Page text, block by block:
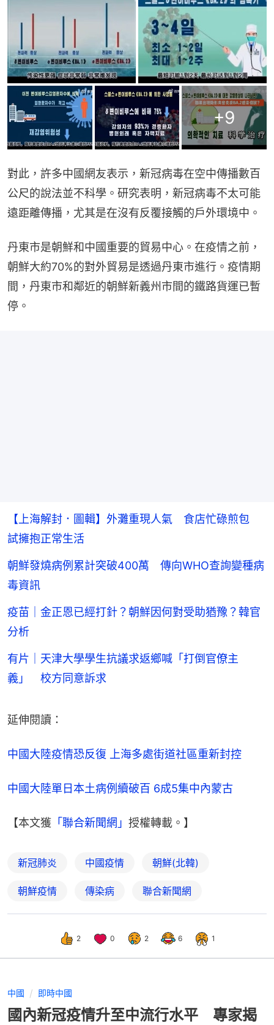
+9
對此，許多中國網友表示，新冠病毒在空中傳播數百
公尺的說法並不科學。研究表明，新冠病毒不太可能
遠距離傳播，尤其是在沒有反覆接觸的戶外環境中。
丹東市是朝鮮和中國重要的貿易中心。在疫情之前，
朝鮮大約70%的對外貿易是透過丹東市進行。疫情期
間，丹東市和鄰近的朝鮮新義州市間的鐵路貨運已暫
停。
【上海解封．圖輯】外灘重現人氣 食店忙碌煎包
試擁抱正常生活
朝鮮發燒病例累計突破400萬 傳向WHO查詢變種病
毒資訊
疫苗｜金正恩已經打針？朝鮮因何對受助猶豫？韓官
分析
有片｜天津大學學生抗議求返鄉喊「打倒官僚主
義」 校方同意訴求
延伸閱讀：
中國大陸疫情恐反復 上海多處街道社區重新封控
中國大陸單日本土病例續破百 6成5集中內蒙古
【本文獲 「聯合新聞網」 授權轉載。】
新冠肺炎 中國疫情 朝鮮(北韓)
朝鮮疫情 傳染病 聯合新聞網
2 0 2 6 1
中國 即時中國
國內新冠疫情升至中流行水平 專家揭